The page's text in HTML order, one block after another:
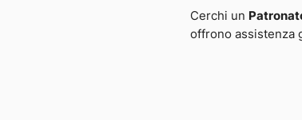
Cerchi un
offrono assistenza